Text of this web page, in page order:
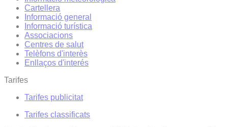
Cartellera
Informació general
Informació turística
Associacions
Centres de salut
Telèfons d'interès
Enllaços d'interés
Tarifes
Tarifes publicitat
Tarifes classificats